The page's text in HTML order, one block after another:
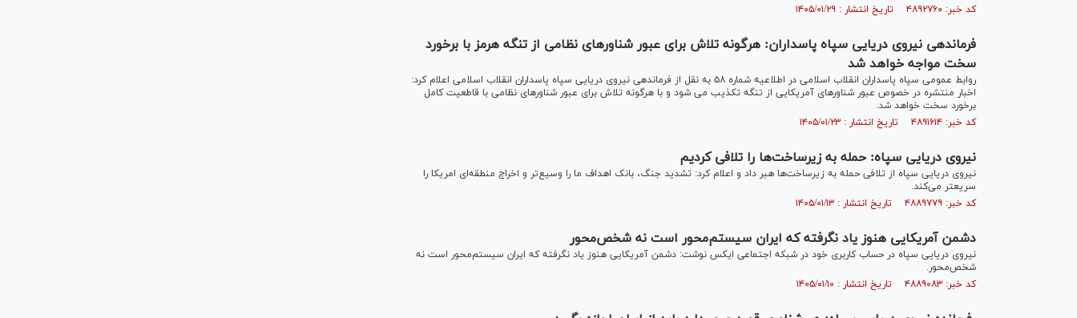
کد خبر: ۴۸۹۲۷۶۰ تاریخ انتشار : ۱۴۰۵/۰۱/۲۹
فرماندهی نیروی دریایی سپاه پاسداران: هرگونه تلاش برای عبور شناور‌های نظامی از تنگه هرمز با برخورد
سخت مواجه خواهد شد
روابط عمومی سپاه پاسداران انقلاب اسلامی در اطلاعیه شماره ۵۸ به نقل از فرماندهی نیروی دریایی سپاه پاسداران انقلاب اسلامی اعلام کرد:
اخبار منتشره در خصوص عبور شناورهای آمریکایی از تنگه تکذیب می شود و با هرگونه تلاش برای عبور شناورهای نظامی با قاطعیت کامل
برخورد سخت خواهد شد.
کد خبر: ۴۸۹۱۶۱۴ تاریخ انتشار : ۱۴۰۵/۰۱/۲۳
نیروی دریایی سپاه: حمله به زیرساخت‌ها را تلافی کردیم
نیروی دریایی سپاه از تلافی حمله به زیرساخت‌ها هبر داد و اعلام کرد: تشدید جنگ، بانک اهداف ما را وسیع‌تر و اخراج منطقه‌ای امریکا را
سریعتر می‌کند.
کد خبر: ۴۸۸۹۷۷۹ تاریخ انتشار : ۱۴۰۵/۰۱/۱۳
دشمن آمریکایی هنوز یاد نگرفته که ایران سیستم‌محور است نه شخص‌محور
نیروی دریایی سپاه در حساب کاربری خود در شبکه اجتماعی ایکس نوشت: دشمن آمریکایی هنوز یاد نگرفته که ایران سیستم‌محور است نه
شخص‌محور.
کد خبر: ۴۸۸۹۰۸۳ تاریخ انتشار : ۱۴۰۵/۰۱/۱۰